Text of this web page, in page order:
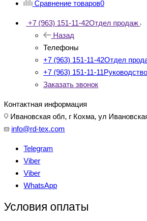
Сравнение товаров0
+7 (963) 151-11-42Отдел продаж
Назад
Телефоны
+7 (963) 151-11-42Отдел
+7 (963) 151-11-11Руководство
Заказать звонок
Контактная информация
Ивановская обл, г Кохма, ул
info@rd-tex.com
Telegram
Viber
Viber
WhatsApp
Условия оплаты